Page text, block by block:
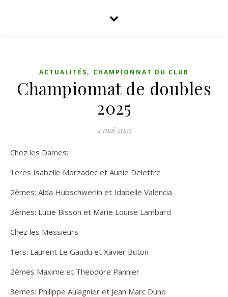
ACTUALITÉS, CHAMPIONNAT DU CLUB
Championnat de doubles
2025
4 mai 2025
Chez les Dames:
1eres Isabelle Morzadec et Aurlie Delettre
2èmes: Alda Hubschwerlin et Idabelle Valencia
3èmes: Lucie Bisson et Marie Louise Lambard
Chez les Messieurs
1ers: Laurent Le Gaudu et Xavier Buton
2èmes Maxime et Theodore Pannier
3èmes: Philippe Aulagnier et Jean Marc Duno